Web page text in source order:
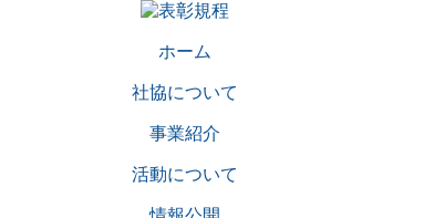
ホーム
社協について
事業紹介
活動について